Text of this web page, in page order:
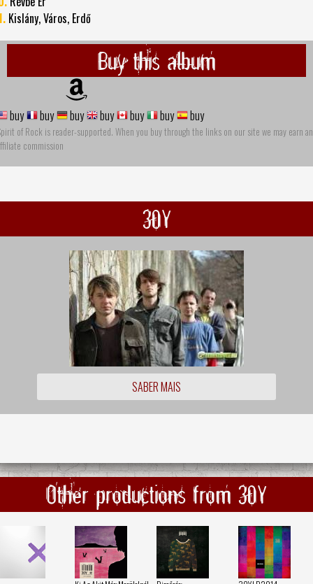
Kislány, Város, Erdő
Buy this album
buy buy buy buy buy buy buy
of Rock is reader-supported. When you buy through the links on our site we may earn an
commission
30Y
SABER MAIS
Other productions from 30Y